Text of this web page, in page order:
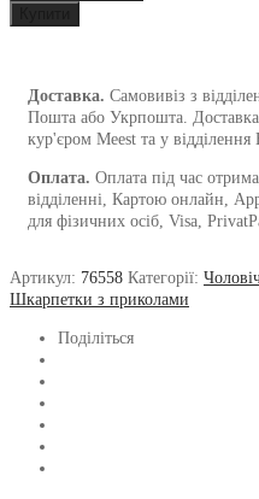
Доставка. Самовивіз з
Пошта або Укрпошта.
кур'єром Meest та у
Оплата. Оплата під час
відділенні, Картою онлайн,
для фізичних осіб, Visa,
Артикул: 76558 Категорії:
Шкарпетки з приколами
Поділіться